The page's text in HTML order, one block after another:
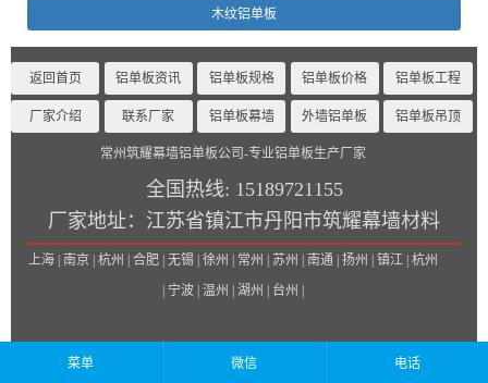
木纹铝单板
返回首页 铝单板资讯 铝单板规格 铝单板价格 铝单板工程
厂家介绍 联系厂家 铝单板幕墙 外墙铝单板 铝单板吊顶
常州筑耀幕墙铝单板公司-专业铝单板生产厂家
全国热线: 15189721155
厂家地址： 江苏省镇江市丹阳市筑耀幕墙材料
上海 | 南京 | 杭州 | 合肥 | 无锡 | 徐州 | 常州 | 苏州 | 南通 | 扬州 | 镇江 | 杭州
| 宁波 | 温州 | 湖州 | 台州 |
菜单 微信 电话